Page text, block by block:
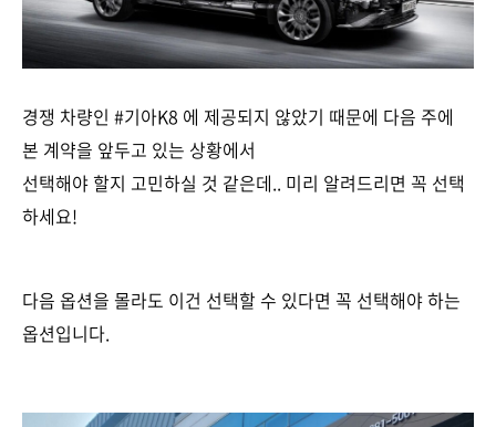
경쟁 차량인 #기아K8 에 제공되지 않았기 때문에 다음 주에
본 계약을 앞두고 있는 상황에서
선택해야 할지 고민하실 것 같은데.. 미리 알려드리면 꼭 선택
하세요!
다음 옵션을 몰라도 이건 선택할 수 있다면 꼭 선택해야 하는
옵션입니다.